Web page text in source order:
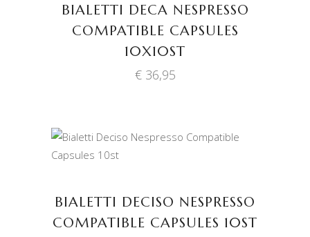
BIALETTI DECA NESPRESSO
COMPATIBLE CAPSULES
10X10ST
€36,95
TOEVOEGEN AAN
BIALETTI DECISO NESPRESSO
COMPATIBLE CAPSULES 10ST